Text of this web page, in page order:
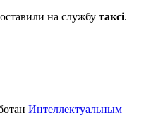
на службу таксі.
Интеллектуальным